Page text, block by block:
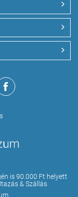
is 90.000 Ft helyett
& Szállás